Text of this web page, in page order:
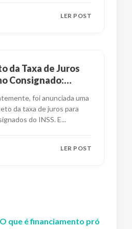
LER POST
da Taxa de Juros
Consignado:
foi anunciada uma
da taxa de juros para
do INSS. E...
LER POST
O que é financiamento pró